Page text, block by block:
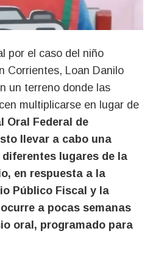
Corrientes, Loan Danilo
un terreno donde las
multiplicarse en lugar de
Oral Federal de
llevar a cabo una
lugares de la
en respuesta a la
Público Fiscal y la
a pocas semanas
oral, programado para